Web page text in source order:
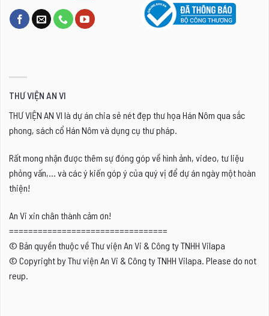
THƯ VIỆN AN VI
THƯ VIỆN AN VI là dự án chia sẻ nét đẹp thư họa Hán Nôm qua sắc
phong, sách cổ Hán Nôm và dụng cụ thư pháp.
Rất mong nhận được thêm sự đóng góp về hình ảnh, video, tư liệu
phỏng vấn,... và các ý kiến góp ý của quý vị để dự án ngày một hoàn
thiện!
An Vi xin chân thành cảm ơn!
=================================
© Bản quyền thuộc về Thư viện An Vi & Công ty TNHH Vilapa
© Copyright by Thư viện An Vi & Công ty TNHH Vilapa. Please do not
reup.